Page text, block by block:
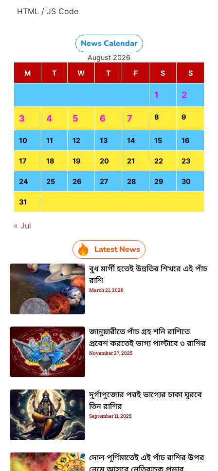
HTML / JS Code
News Calendar
August 2026
M
T W T F S S
1 2
3 4 5 6 7 8 9
10 11 12 13 14 15 16
17 18 19 20 21 22 23
24 25 26 27 28 29 30
31
« Jul
Latest News
বুধ মার্গী হতেই উন্নতির শিখরে এই পাঁচ
রাশি
March 21, 2026
জানুয়ারীতে পাঁচ গ্রহ শনি রাশিতে
প্রবেশ করতেই ভাগ্য পাল্টাবে ৩ রাশির
November 27, 2025
দুর্গাপুজোর পরই ভাগ্যের চাকা ঘুরবে
তিন রাশির
September 11, 2025
দোল পূর্ণিমাতেই এই পাঁচ রাশির উপর